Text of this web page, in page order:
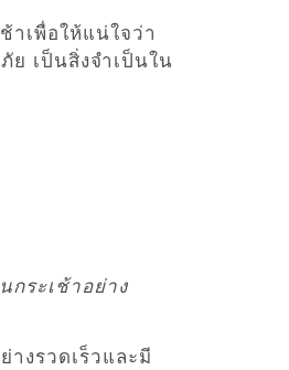
าเพื่อให้แน่ใจว่า
ย เป็นสิ่งจำเป็นใน
กระเช้าอย่าง
งรวดเร็วและมี